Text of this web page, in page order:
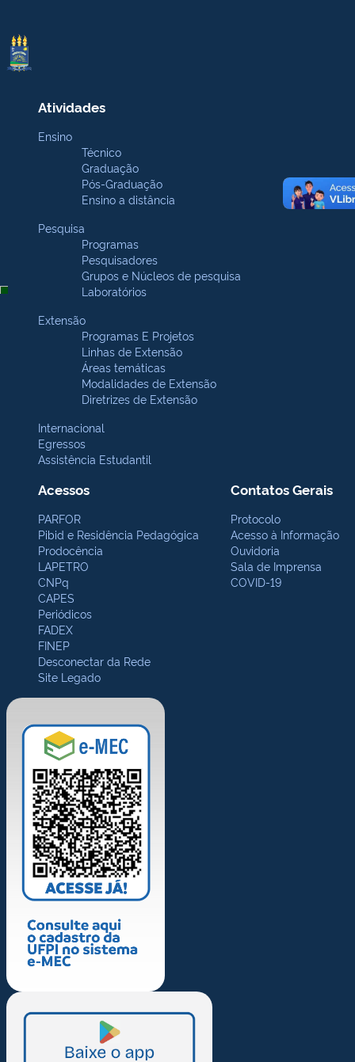
ENSINO PESQUISA
INTERNACIONALIZAÇÃO
UNIVERSIDADE
Departamento
de Engenharia
Agrícola e
Solos
Notícias
Eventos
Contato
GALERIA
Links
Fotos
DEAS
Histórico
Chefia
Técnicos
Estrutura
Posto
Meteorológico
VINCULADOS AO
DEAS
Solos
Mecânica
Aplicada
VISITANTES
Hoje: 23
Total: 3108
Posto Meteorológico - 2015
Dados Meteorológicos:
Atividades
Ensino
Técnico
Graduação
Pós-Graduação
Ensino a distância
Pesquisa
Programas
Pesquisadores
Grupos e Núcleos de pesquisa
Laboratórios
Extensão
Programas E Projetos
Linhas de Extensão
Áreas temáticas
Modalidades de Extensão
Diretrizes de Extensão
Internacional
Egressos
Assistência Estudantil
Acessos
PARFOR
Pibid e Residência Pedagógica
Prodocência
LAPETRO
CNPq
CAPES
Periódicos
FADEX
FINEP
Desconectar da Rede
Site Legado
Contatos Gerais
Protocolo
Acesso à Informação
Ouvidoria
Sala de Imprensa
COVID-19